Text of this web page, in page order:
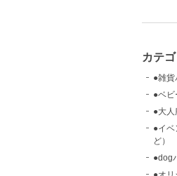
カテ
●雑貨
●ベビ
●大人
●イベ
ど）
●dog